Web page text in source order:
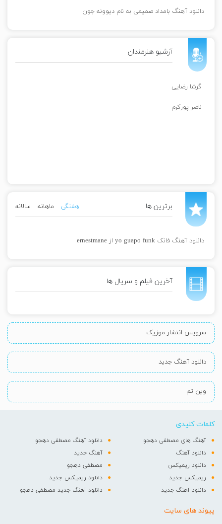
دانلود آهنگ بامداد صمیمی به نام دیوونه جون
آرشیو هنرمندان
گرشا رضایی
ناصر پورکرم
برترین ها هفتگی ماهانه سالانه
دانلود آهنگ فانک yo guapo funk از ernestmane
آخرین فیلم و سریال ها
سرویس انتشار موزیک
دانلود آهنگ جدید
وین تم
کلمات کلیدی
آهنگ های مصطفی دهجو
دانلود آهنگ مصطفی دهجو
دانلود آهنگ
آهنگ جدید
دانلود ریمیکس
مصطفی دهجو
ریمیکس جدید
دانلود ریمیکس جدید
دانلود آهنگ جدید
دانلود آهنگ جدید مصطفی دهجو
پیوند های سایت